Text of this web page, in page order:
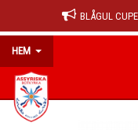
BLÅGUL
HEM
HEM